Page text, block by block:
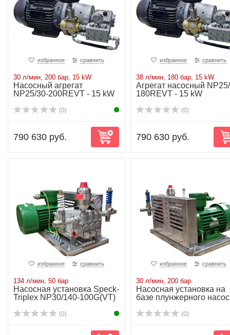
избранное сравнить
30 л/мин, 200 бар, 15 kW
Насосный агрегат
NP25/30-200REVT - 15 kW
(0)
790 630 руб.
избранное сравнить
38 л/мин, 180 бар, 15 kW
Агрегат насосный
180REVT - 15 kW
(0)
790 630 руб.
избранное сравнить
134 л/мин, 50 бар
Насосная установка Speсk-
Triplex NP30/140-100G(VT)
(0)
избранное сравнить
30 л/мин, 200 бар
Насосная установка на
базе плунжерного
(0)